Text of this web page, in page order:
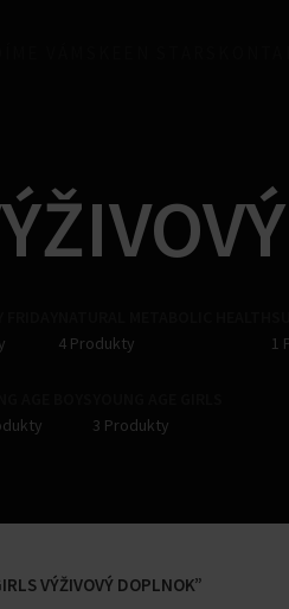
4 Produkty
1
3 Produkty
VÝŽIVOVÝ DOPLNOK”